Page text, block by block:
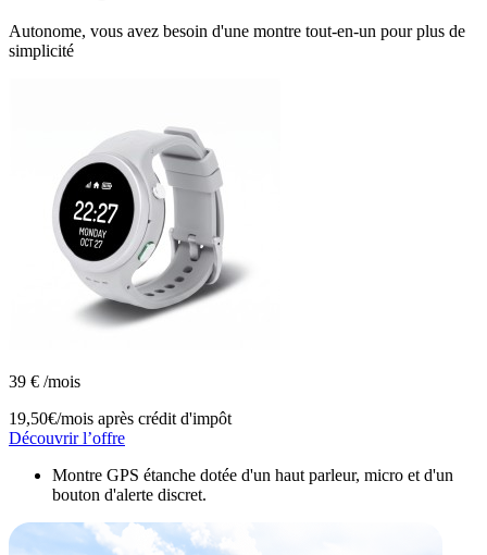
Autonome, vous avez besoin d'une montre tout-en-un pour plus de
simplicité
39 € /mois
19,50€/mois après crédit d'impôt
Découvrir l’offre
Montre GPS étanche dotée d'un haut parleur, micro et d'un
bouton d'alerte discret.